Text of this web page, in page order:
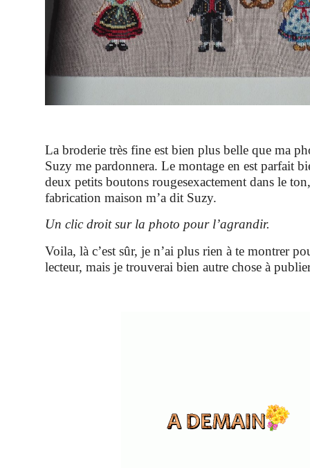
La broderie très fine est bien plus belle que ma
Suzy me pardonnera. Le montage en est parfait
deux petits boutons rougesexactement dans le
fabrication maison m’a dit Suzy.
Un clic droit sur la photo pour l’agrandir.
Voila, là c’est sûr, je n’ai plus rien à te montrer
lecteur, mais je trouverai bien autre chose à